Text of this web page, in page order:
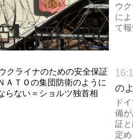
ウ
に
て報
の
ド
備
証
定